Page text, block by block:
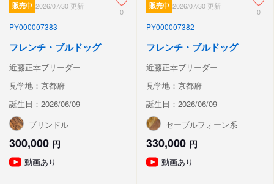
販売中 2026/07/30 更新
0
PY000007383
フレンチ・ブルドッグ
近藤正幸ブリーダー
見学地：京都府
誕生日：2026/06/09
ブリンドル
300,000 円
動画あり
販売中 2026/07/30 更新
0
PY000007382
フレンチ・ブルドッグ
近藤正幸ブリーダー
見学地：京都府
誕生日：2026/06/09
セーブルフォーン系
330,000 円
動画あり